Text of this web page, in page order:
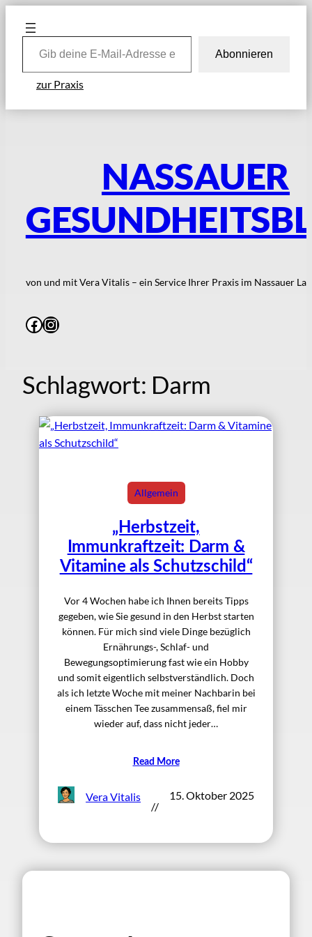
Inhalt
springen
Gib deine E-Mail-Adresse ein …
Abonnieren
zur Praxis
NASSAUER
von und mit Vera Vitalis – ein Service Ihrer Praxis im Nassauer
Facebook
Instagram
Schlagwort: Darm
Allgemein
„Herbstzeit,
Immunkraftzeit: Darm &
Vitamine als Schutzschild“
Vor 4 Wochen habe ich Ihnen bereits Tipps
gegeben, wie Sie gesund in den Herbst starten
können. Für mich sind viele Dinge bezüglich
Ernährungs-, Schlaf- und
Bewegungsoptimierung fast wie ein Hobby
und somit eigentlich selbstverständlich. Doch
als ich letzte Woche mit meiner Nachbarin bei
einem Tässchen Tee zusammensaß, fiel mir
wieder auf, dass nicht jeder…
Read More
Vera Vitalis
//
15. Oktober 2025